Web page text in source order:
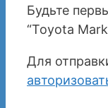
Будьте
“Toyota
Для